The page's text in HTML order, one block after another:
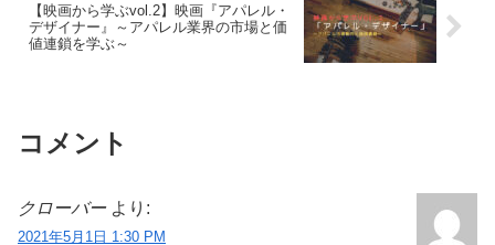
【映画から学ぶvol.2】映画『アパレル・
デザイナー』～アパレル業界の市場と価
値連鎖を学ぶ～
コメント
クローバー より:
2021年5月1日 1:30 PM